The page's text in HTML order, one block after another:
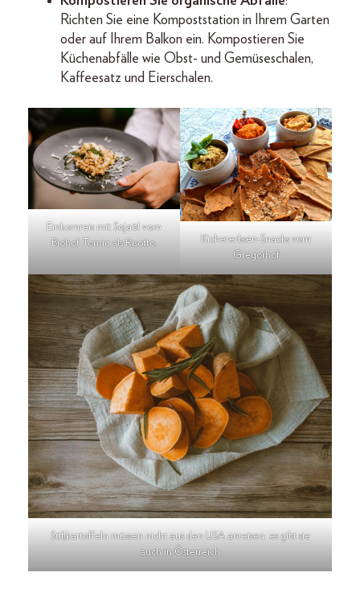
Richten Sie eine Kompoststation in Ihrem Garten
oder auf Ihrem Balkon ein. Kompostieren Sie
Küchenabfälle wie Obst- und Gemüseschalen,
Kaffeesatz und Eierschalen.
Einkornreis mit Sojaöl vom
Biohof Tomic als Risotto.
Kichererbsen-Snacks vom
Gregorhof
Süßkartoffeln müssen nicht aus den USA anreisen: es gibt sie
auch in Österreich